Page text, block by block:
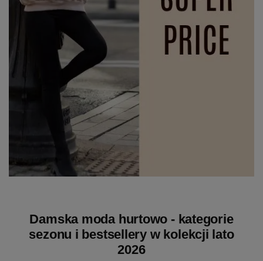
Damska moda hurtowo - kategorie
sezonu i bestsellery w kolekcji lato
2026